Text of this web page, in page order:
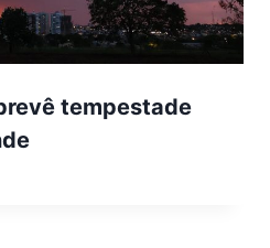
tempestade